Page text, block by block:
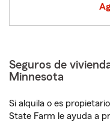
Seguros de
Minnesota
Si alquila o es
State Farm le ayuda a